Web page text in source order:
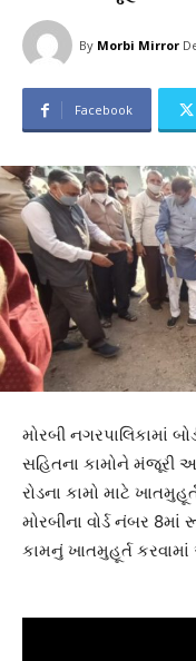
By Morbi Mirror
Facebook
મોરબી નગરપાલિકામાં
સહિતના કામોને મંજૂરી
રોડના કામો માટે
મોરબીના વોર્ડ નંબર 8માં
કામનું ખાતમુહૂર્ત